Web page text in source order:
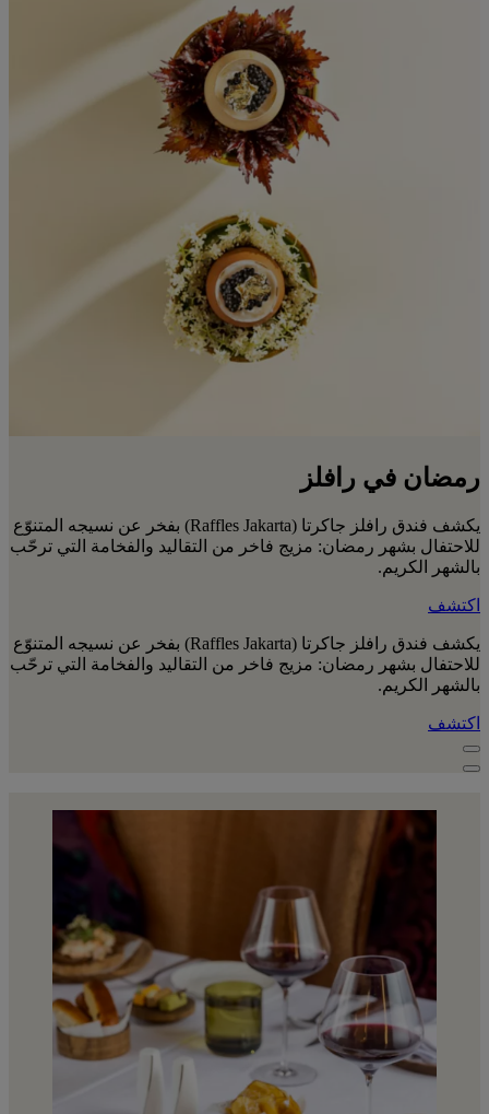
رمضان في رافلز
يكشف فندق رافلز جاكرتا (Raffles Jakarta) بفخر عن نسيجه المتنوّع
للاحتفال بشهر رمضان: مزيج فاخر من التقاليد والفخامة التي ترحّب
بالشهر الكريم.
اكتشف
يكشف فندق رافلز جاكرتا (Raffles Jakarta) بفخر عن نسيجه المتنوّع
للاحتفال بشهر رمضان: مزيج فاخر من التقاليد والفخامة التي ترحّب
بالشهر الكريم.
اكتشف